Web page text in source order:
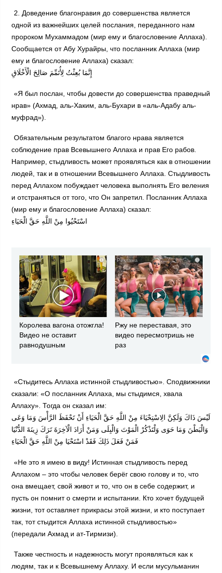
2. Доведение благонравия до совершенства является
одной из важнейших целей послания, переданного нам
пророком Мухаммадом (мир ему и благословение Аллаха).
Сообщается от Абу Хурайры, что посланник Аллаха (мир
ему и благословение Аллаха) сказал:
إِنَّمَا بُعِثْتُ لِأُتَمِّمَ صَالِحَ الْأَخْلَاقِ
«Я был послан, чтобы довести до совершенства праведный
нрав» (Ахмад, аль-Хаким, аль-Бухари в «аль-Адабу аль-
муфрад»).
Обязательным результатом благого нрава является
соблюдение прав Всевышнего Аллаха и прав Его рабов.
Например, стыдливость может проявляться как в отношении
людей, так и в отношении Всевышнего Аллаха. Стыдливость
перед Аллахом побуждает человека выполнять Его веления
и отстраняться от того, что Он запретил. Посланник Аллаха
(мир ему и благословение Аллаха) сказал:
اسْتَحْيُوا مِنْ اللَّهِ حَقَّ الْحَيَاءِ
i
Королева вагона отожгла!
Видео не оставит
равнодушным
i
Ржу не переставая, это
видео пересмотришь не
раз
«Стыдитесь Аллаха истинной стыдливостью». Сподвижники
сказали: «О посланник Аллаха, мы стыдимся, хвала
Аллаху». Тогда он сказал им:
لَيْسَ ذَاكَ وَلَكِنَّ الِاسْتِحْيَاءَ مِنْ اللَّهِ حَقَّ الْحَيَاءِ أَنْ تَحْفَظَ الرَّأْسَ وَمَا وَعَى
وَالْبَطْنَ وَمَا حَوَى وَلْتَذْكُرْ الْمَوْتَ وَالْبِلَى وَمَنْ أَرَادَ الْآخِرَةَ تَرَكَ زِينَةَ الدُّنْيَا
فَمَنْ فَعَلَ ذَلِكَ فَقَدْ اسْتَحْيَا مِنْ اللَّهِ حَقَّ الْحَيَاءِ
«Не это я имею в виду! Истинная стыдливость перед
Аллахом – это чтобы человек берёг свою голову и то, что
она вмещает, свой живот и то, что он в себе содержит, и
пусть он помнит о смерти и испытании. Кто хочет будущей
жизни, тот оставляет прикрасы этой жизни, и кто поступает
так, тот стыдится Аллаха истинной стыдливостью»
(передали Ахмад и ат-Тирмизи).
Также честность и надежность могут проявляться как к
людям, так и к Всевышнему Аллаху. И если мусульманин